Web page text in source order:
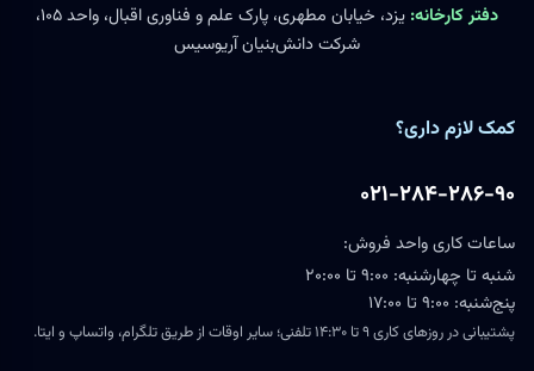
دفتر کارخانه:
یزد، خیابان مطهری، پارک علم و فناوری اقبال، واحد ۱۰۵،
شرکت دانش‌بنیان آریوسیس
کمک لازم داری؟
۰۲۱-۲۸۴-۲۸۶-۹۰
ساعات کاری واحد فروش:
شنبه تا چهارشنبه: ۹:۰۰ تا ۲۰:۰۰
پنج‌شنبه: ۹:۰۰ تا ۱۷:۰۰
پشتیبانی در روزهای کاری ۹ تا ۱۴:۳۰ تلفنی؛ سایر اوقات از طریق تلگرام، واتساپ و ایتا.